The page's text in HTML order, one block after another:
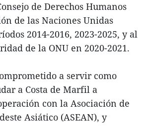
de Derechos Humanos
de las Naciones Unidas
2014-2016, 2023-2025, y al
de la ONU en 2020-2021.
a servir como
a Costa de Marfil a
con la Asociación de
Asiático (ASEAN), y